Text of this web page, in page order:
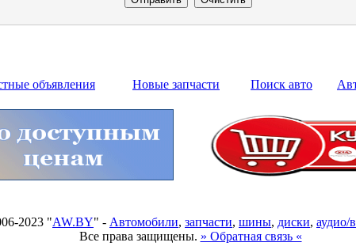
объявления Новые запчасти Поиск авто
2023 "AW.BY" - Автомобили, запчасти, шины, диски, аудио/
Все права защищены. » Обратная связь «